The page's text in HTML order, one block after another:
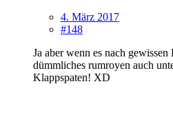
4. März 2017
#148
Ja aber wenn es nach
dümmliches rumroyen auch
Klappspaten! XD